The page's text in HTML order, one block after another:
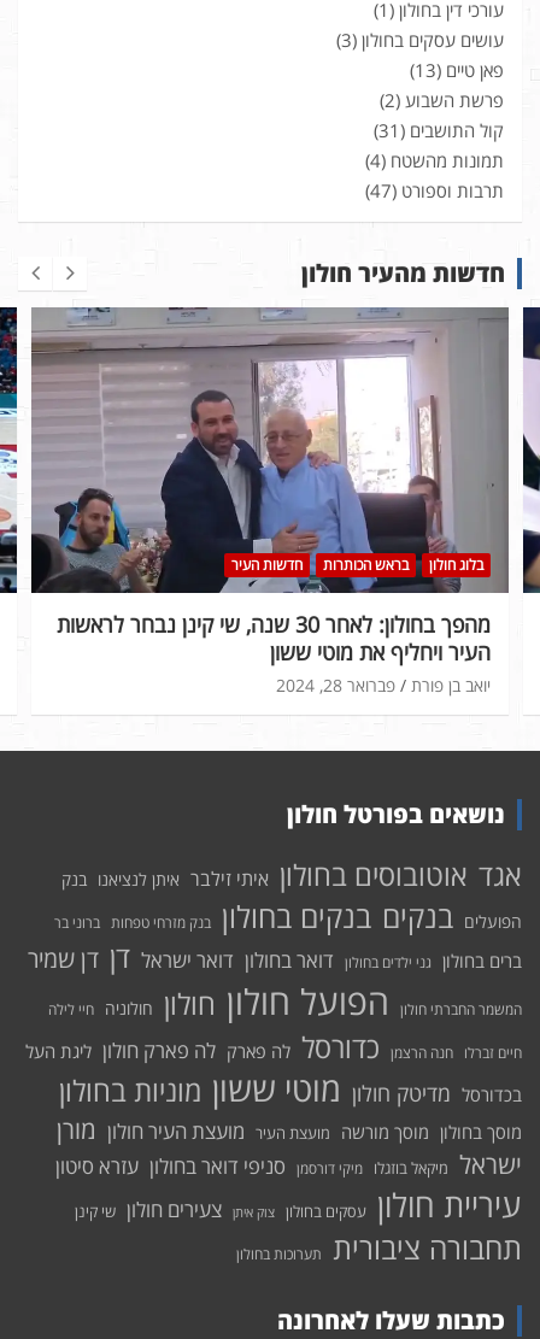
עורכי דין בחולון (1)
עושים עסקים בחולון (3)
פאן טיים (13)
פרשת השבוע (2)
קול התושבים (31)
תמונות מהשטח (4)
תרבות וספורט (47)
חדשות מהעיר חולון
בלוג חולון בראש הכותרות חדשות העיר
מהפך בחולון: לאחר 30 שנה, שי קינן נבחר לראשות
העיר ויחליף את מוטי ששון
פברואר 28, 2024 יואב בן פורת
נושאים בפורטל חולון
אגד אוטובוסים בחולון איתי זילבר איתן לנציאנו בנק
הפועלים בנקים בנקים בחולון בנק מזרחי טפחות ברוני בר
ברים בחולון גני ילדים בחולון דואר בחולון דואר ישראל דן דן שמיר
המשמר החברתי חולון הפועל חולון חולון חולוניה חיי לילה
חיים זברלו חנה הרצמן כדורסל לה פארק לה פארק חולון ליגת העל
בכדורסל מדיטק חולון מוטי ששון מוניות בחולון
מוסך בחולון מוסך מורשה מועצת העיר מועצת העיר חולון מורן
ישראל מיקאל בוזגלו מיקי דורסמן סניפי דואר בחולון עזרא סיטון
עיריית חולון עסקים בחולון צוק איתן צעירים חולון שי קינן
תחבורה ציבורית תערוכות בחולון
כתבות שעלו לאחרונה